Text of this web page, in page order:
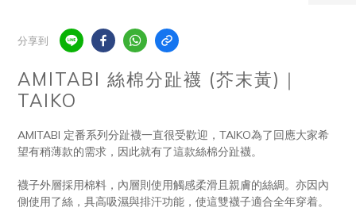
2
1
分享到
AMITABI 絲棉分趾襪 (芥末黃)｜
TAIKO
AMITABI 定番系列分趾襪一直很受歡迎，TAIKO為了回應大家希
望有稍薄款的需求，因此就有了這款絲棉分趾襪。
襪子外層採用棉料，內層則使用觸感柔滑且親膚的絲綢。亦因內
側使用了絲，具高吸濕與排汗功能，使這雙襪子適合全年穿着。